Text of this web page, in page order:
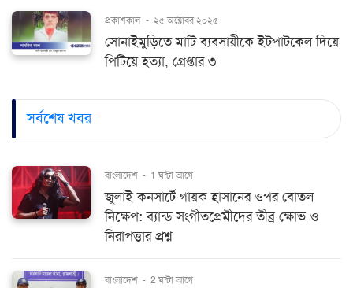
প্রকাশকাল - ২৫ অক্টোবর ২০২৫
সোনাইমুড়িতে মাটি ব্যবসায়ীকে ইটপাটকেল দিয়ে
পিটিয়ে হত্যা, গ্রেপ্তার ৩
সর্বশেষ খবর
বাংলাদেশ - 1 ঘন্টা আগে
জুলাই কনসার্টে গায়ক হাসানের ওপর বোতল
নিক্ষেপ: ব্যান্ড সংগীতপ্রেমীদের তীব্র ক্ষোভ ও
নিরাপত্তার প্রশ্ন
বাংলাদেশ - 2 ঘন্টা আগে